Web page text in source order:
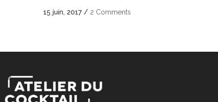
15 juin, 2017 / 2 Comments